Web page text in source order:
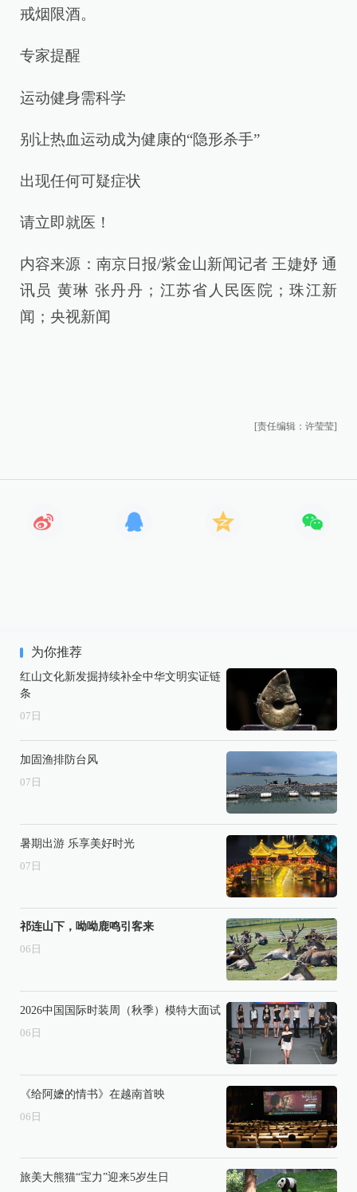
戒烟限酒。
专家提醒
运动健身需科学
别让热血运动成为健康的“隐形杀手”
出现任何可疑症状
请立即就医！
内容来源：南京日报/紫金山新闻记者 王婕妤 通
讯员 黄琳 张丹丹；江苏省人民医院；珠江新
闻；央视新闻
[责任编辑：许莹莹]
为你推荐
红山文化新发掘持续补全中华文明实证链
条
07 日
加固渔排防台风
07 日
暑期出游 乐享美好时光
07 日
祁连山下，呦呦鹿鸣引客来
06 日
2026中国国际时装周（秋季）模特大面试
06 日
《给阿嬷的情书》在越南首映
06 日
旅美大熊猫“宝力”迎来5岁生日